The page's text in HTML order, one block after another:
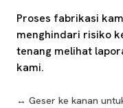
Proses fabrikasi
menghindari risiko
tenang melihat
kami.
↔️ Geser ke kanan